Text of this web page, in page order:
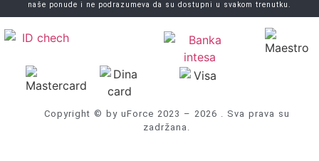
naše ponude i ne podrazumeva da su dostupni u svakom trenutku.
Copyright © by uForce 2023 – 2026 . Sva prava su
zadržana.